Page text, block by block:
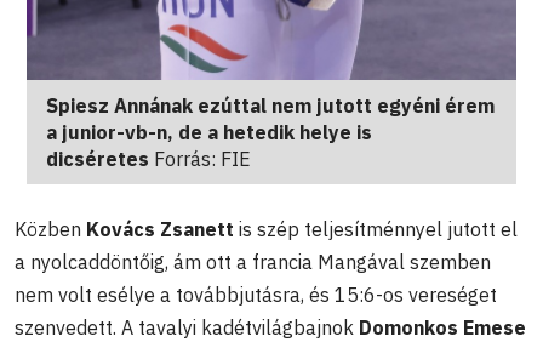
Spiesz Annának ezúttal nem jutott egyéni érem
a junior-vb-n, de a hetedik helye is
dicséretes Forrás: FIE
Közben Kovács Zsanett is szép teljesítménnyel jutott el
a nyolcaddöntőig, ám ott a francia Mangával szemben
nem volt esélye a továbbjutásra, és 15:6-os vereséget
szenvedett. A tavalyi kadétvilágbajnok Domonkos Emese